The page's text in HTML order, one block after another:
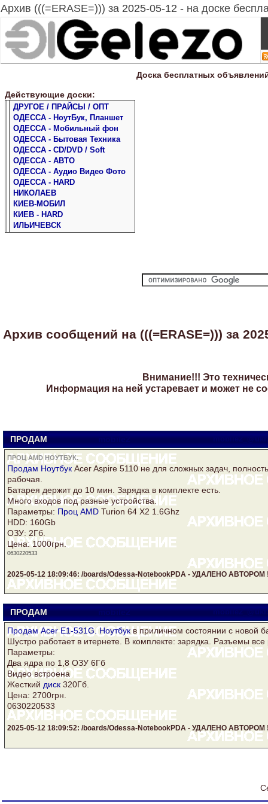
Архив (((=ERASE=))) за 2025-05-12 - на доске
Доска бесплатных
Действующие доски:
ДРУГОЕ / ПРАЙСЫ / ОПТ
ОДЕССА - НоутБук, Планшет
ОДЕССА - Мобильный фон
ОДЕССА - Бытовая Техника
ОДЕССА - CD/DVD / Soft
ОДЕССА - АВТО
ОДЕССА - Аудио Видео Фото
ОДЕССА - HARD
НИКОЛАЕВ
КИЕВ-МОБИЛ
КИЕВ - HARD
ИЛЬИЧЕВСК
Архив сообщений на (((=ERASE=))) за
Внимание!!! Это
Информация на ней устаревает и может не
ПРОДАМ mobile2
ПРОЦ AMD НОУТБУК.
Продам Ноутбук Acer Aspire 5110 не для сложных задач,
рабочая.
Батарея держит до 10 мин. Зарядка в комплекте есть.
Много входов под разные устройства.
Параметры: Проц AMD Turion 64 X2 1.6Ghz
HDD: 160Gb
ОЗУ: 2Гб.
Цена: 1000грн.
0630220533
2025-05-12 18:09:46: /boards/Odessa-NotebookPDA - УДАЛЕНО АВТОРОМ
ПРОДАМ mobile2
Продам Acer E1-531G.Ноутбук в приличном состоянии с новой
Шустро работает в итернете. В комплекте: зарядка. Разъемы все
Параметры:
Два ядра по 1,8 ОЗУ 6Гб
Видео встроена
Жесткий диск 320Гб.
Цена: 2700грн.
0630220533
2025-05-12 18:09:52: /boards/Odessa-NotebookPDA - УДАЛЕНО АВТОРОМ